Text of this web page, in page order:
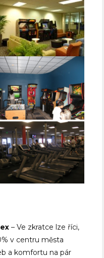
– Ve zkratce lze říci,
v centru města
a komfortu na pár